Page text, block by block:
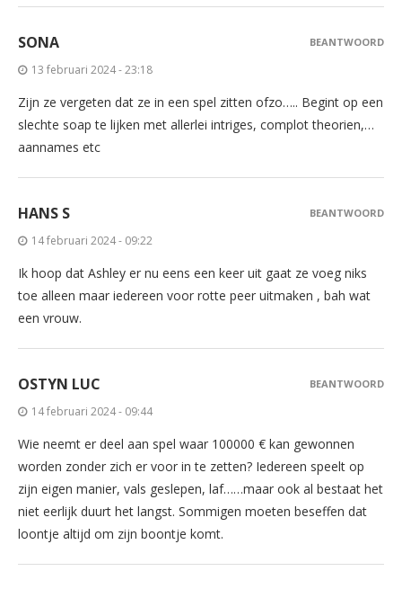
SONA
13 februari 2024 - 23:18
Zijn ze vergeten dat ze in een spel zitten ofzo….. Begint op een
slechte soap te lijken met allerlei intriges, complot theorien,…
aannames etc
BEANTWOORD
HANS S
14 februari 2024 - 09:22
Ik hoop dat Ashley er nu eens een keer uit gaat ze voeg niks
toe alleen maar iedereen voor rotte peer uitmaken , bah wat
een vrouw.
BEANTWOORD
OSTYN LUC
14 februari 2024 - 09:44
Wie neemt er deel aan spel waar 100000 € kan gewonnen
worden zonder zich er voor in te zetten? Iedereen speelt op
zijn eigen manier, vals geslepen, laf……maar ook al bestaat het
niet eerlijk duurt het langst. Sommigen moeten beseffen dat
loontje altijd om zijn boontje komt.
BEANTWOORD